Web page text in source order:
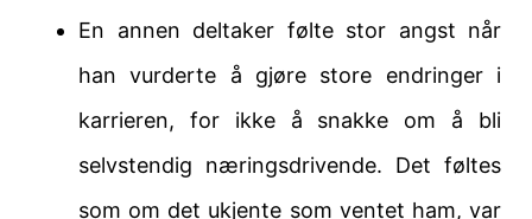
En annen deltaker følte stor angst når
han vurderte å gjøre store endringer i
karrieren, for ikke å snakke om å bli
selvstendig næringsdrivende. Det føltes
som om det ukjente som ventet ham, var